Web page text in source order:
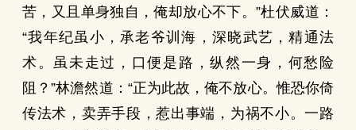
苦，又且单身独自，俺却放心不下。”杜伏威道：
“我年纪虽小，承老爷训海，深晓武艺，精通法
术。虽未走过，口便是路，纵然一身，何愁险
阻？”林澹然道：“正为此故，俺不放心。惟恐你倚
传法术，卖弄手段，惹出事端，为祸不小。一路